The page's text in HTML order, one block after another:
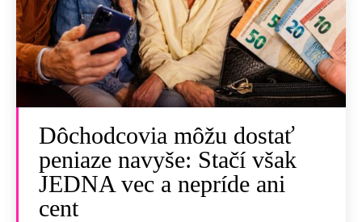
Dôchodcovia môžu dostať
peniaze navyše: Stačí však
JEDNA vec a nepríde ani
cent